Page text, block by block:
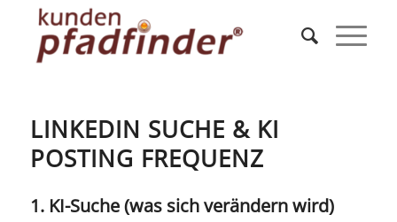
LINKEDIN SUCHE & KI
POSTING FREQUENZ
1. KI-Suche (was sich verändern wird)